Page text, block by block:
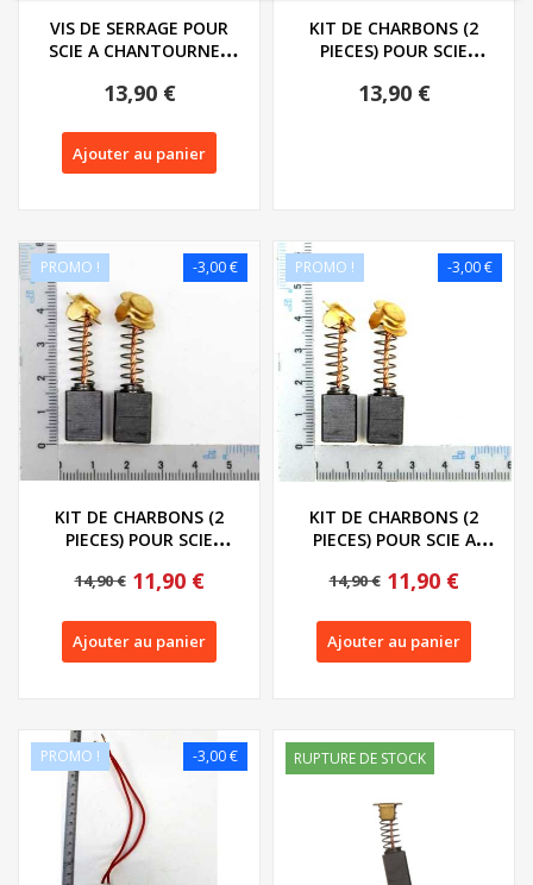
VIS DE SERRAGE POUR
SCIE A CHANTOURNER
13,90 €
Ajouter au panier
KIT DE CHARBONS (2
PIECES) POUR SCIE
13,90 €
PROMO !
KIT DE CHARBONS (2
PIECES) POUR SCIE
14,90 €
-3,00 €
11,90 €
Ajouter au panier
PROMO !
KIT DE CHARBONS (2
PIECES) POUR SCIE A
14,90 €
-3,00 €
11,90 €
Ajouter au panier
PROMO ! -3,00 € RUPTURE DE STOCK